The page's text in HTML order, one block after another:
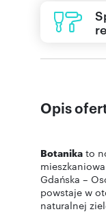
Opis
Botanika to
Gdańska –
powstaje w
naturalnej